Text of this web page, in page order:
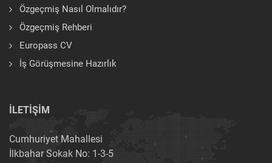
Özgeçmiş Nasıl Olmalıdır?
Özgeçmiş Rehberi
Europass CV
İş Görüşmesine Hazırlık
İLETİŞİM
Cumhuriyet Mahallesi
İlkbahar Sokak No: 1-3-5